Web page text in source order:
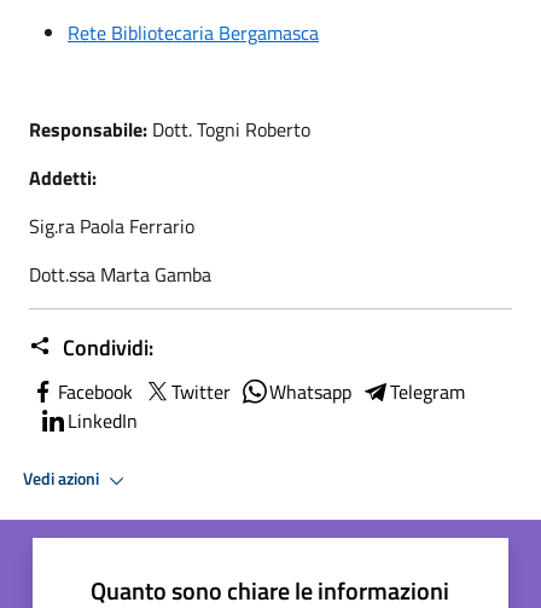
Rete Bibliotecaria Bergamasca
Responsabile: Dott. Togni Roberto
Addetti:
Sig.ra Paola Ferrario
Dott.ssa Marta Gamba
Condividi:
Facebook Twitter Whatsapp
Telegram
LinkedIn
Vedi azioni
Quanto sono chiare le informazioni